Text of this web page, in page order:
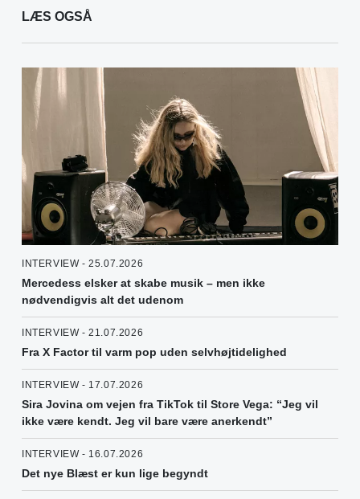
LÆS OGSÅ
INTERVIEW - 25.07.2026
Mercedess elsker at skabe musik – men ikke
nødvendigvis alt det udenom
INTERVIEW - 21.07.2026
Fra X Factor til varm pop uden selvhøjtidelighed
INTERVIEW - 17.07.2026
Sira Jovina om vejen fra TikTok til Store Vega: “Jeg vil
ikke være kendt. Jeg vil bare være anerkendt”
INTERVIEW - 16.07.2026
Det nye Blæst er kun lige begyndt